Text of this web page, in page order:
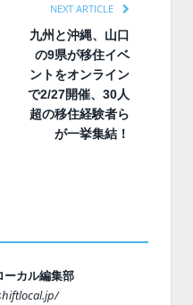
NEXT ARTICLE
九州と沖縄、山口
の9県が移住イベ
ントをオンライン
で2/27開催、30人
超の移住経験者ら
が一挙集結！
ーカル編集部